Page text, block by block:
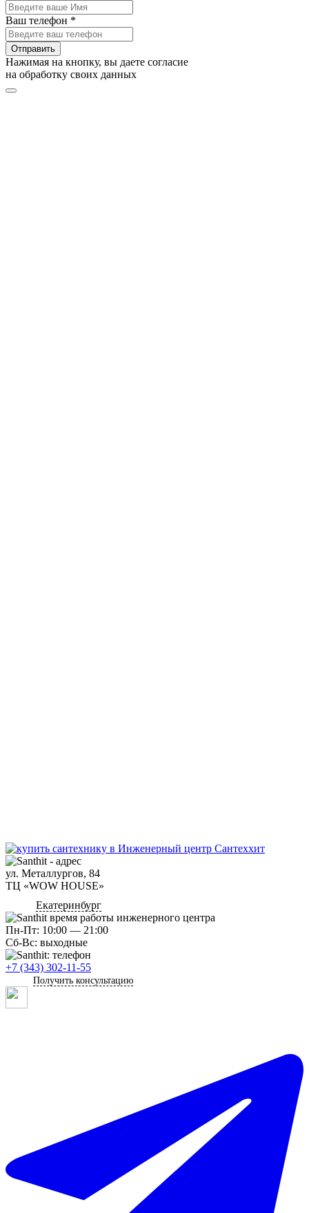
Ваш телефон *
Отправить
Нажимая на кнопку, вы даете согласие
на обработку своих данных
ул. Металлургов, 84
ТЦ «WOW HOUSE»
Екатеринбург
Пн-Пт: 10:00 — 21:00
Сб-Вс: выходные
+7 (343) 302-11-55
Получить консультацию